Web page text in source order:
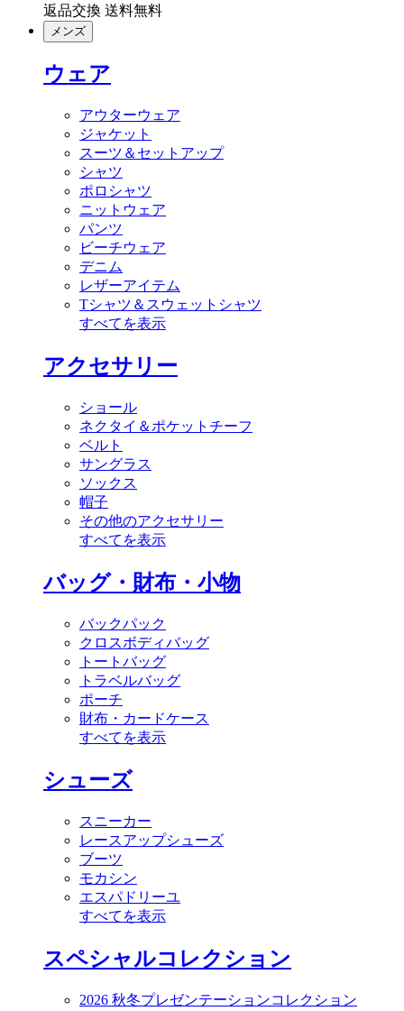
返品交換 送料無料
メンズ
ウェア
アウターウェア
ジャケット
スーツ＆セットアップ
シャツ
ポロシャツ
ニットウェア
パンツ
ビーチウェア
デニム
レザーアイテム
Tシャツ＆スウェットシャツ
すべてを表示
アクセサリー
ショール
ネクタイ＆ポケットチーフ
ベルト
サングラス
ソックス
帽子
その他のアクセサリー
すべてを表示
バッグ・財布・小物
バックパック
クロスボディバッグ
トートバッグ
トラベルバッグ
ポーチ
財布・カードケース
すべてを表示
シューズ
スニーカー
レースアップシューズ
ブーツ
モカシン
エスパドリーユ
すべてを表示
スペシャルコレクション
2026 秋冬プレゼンテーションコレクション